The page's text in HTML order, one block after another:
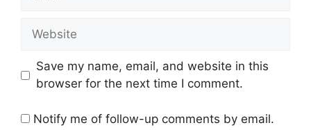
Website
Save my name, email, and website in this
browser for the next time I comment.
Notify me of follow-up comments by email.